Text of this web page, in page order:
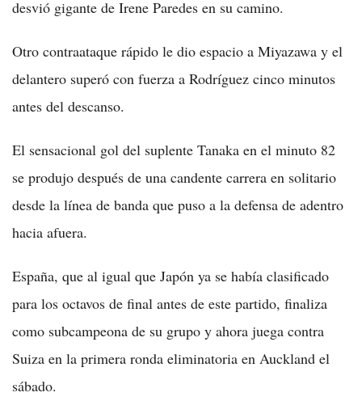
desvió gigante de Irene Paredes en su camino.
Otro contraataque rápido le dio espacio a Miyazawa y el
delantero superó con fuerza a Rodríguez cinco minutos
antes del descanso.
El sensacional gol del suplente Tanaka en el minuto 82
se produjo después de una candente carrera en solitario
desde la línea de banda que puso a la defensa de adentro
hacia afuera.
España, que al igual que Japón ya se había clasificado
para los octavos de final antes de este partido, finaliza
como subcampeona de su grupo y ahora juega contra
Suiza en la primera ronda eliminatoria en Auckland el
sábado.